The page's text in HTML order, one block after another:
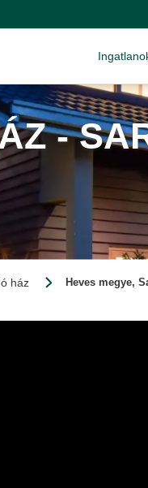
-
ház Heves megye,